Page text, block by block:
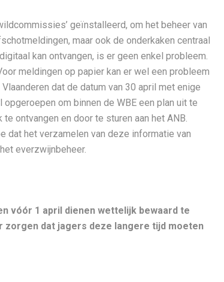
geïnstalleerd, om het beheer van
maar ook de onderkaken centraal
kan ontvangen, is er geen enkel probleem.
meldingen op papier kan er wel een probleem
dat de datum van 30 april met enige
om binnen de WBE een plan uit te
ontvangen en door te sturen aan het ANB.
dat het verzamelen van deze informatie van
everzwijnbeheer.
vóór 1 april dienen wettelijk bewaard te
dat jagers deze langere tijd moeten